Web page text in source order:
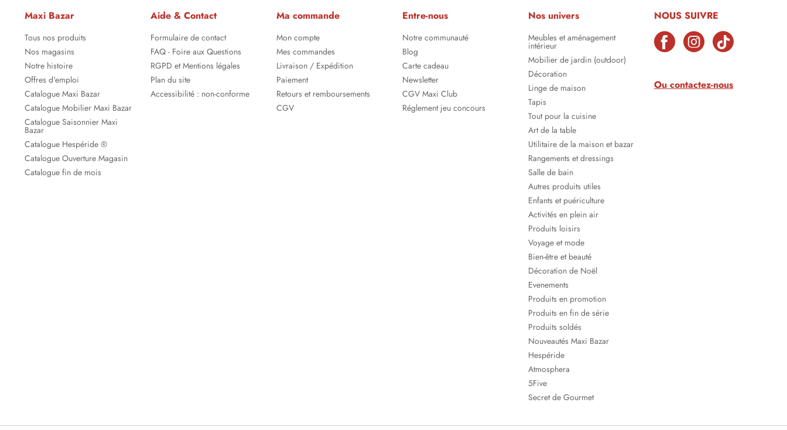
Maxi Bazar
Tous nos produits
Nos magasins
Notre histoire
Offres d'emploi
Catalogue Maxi Bazar
Catalogue Mobilier Maxi Bazar
Catalogue Saisonnier Maxi
Bazar
Catalogue Hespéride ®
Catalogue Ouverture Magasin
Catalogue fin de mois
Aide & Contact
Formulaire de contact
FAQ - Foire aux Questions
RGPD et Mentions légales
Plan du site
Accessibilité : non-conforme
Ma commande
Mon compte
Mes commandes
Livraison / Expédition
Paiement
Retours et remboursements
CGV
Entre-nous
Notre communauté
Blog
Carte cadeau
Newsletter
CGV Maxi Club
Réglement jeu concours
Nos univers
Meubles et aménagement
intérieur
Mobilier de jardin (outdoor)
Décoration
Linge de maison
Tapis
Tout pour la cuisine
Art de la table
Utilitaire de la maison et bazar
Rangements et dressings
Salle de bain
Autres produits utiles
Enfants et puériculture
Activités en plein air
Produits loisirs
Voyage et mode
Bien-être et beauté
Décoration de Noël
Evenements
Produits en promotion
Produits en fin de série
Produits soldés
Nouveautés Maxi Bazar
Hespéride
Atmosphera
5Five
Secret de Gourmet
NOUS SUIVRE
Ou contactez-nous